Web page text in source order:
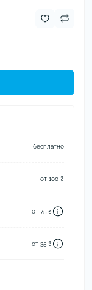
бесплатно
от 100 ₴
от 75 ₴
от 35 ₴